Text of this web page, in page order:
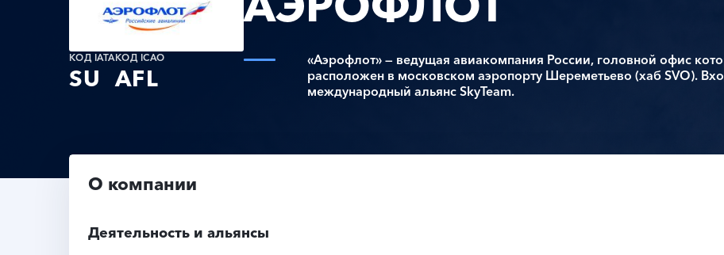
КОД IATA
SU
КОД ICAO
AFL
«Аэрофлот» — ведущая авиакомпания России, головной офис
расположен в московском аэропорту Шереметьево (хаб SVO).
международный альянс SkyTeam.
Главная
О компании
Деятельность и альянсы